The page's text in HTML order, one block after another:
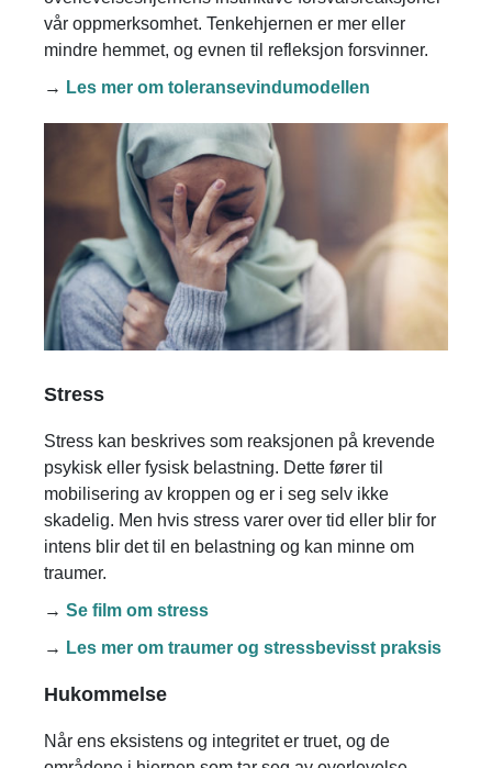
vår oppmerksomhet. Tenkehjernen er mer eller
mindre hemmet, og evnen til refleksjon forsvinner.
→ Les mer om toleransevindumodellen
Stress
Stress kan beskrives som reaksjonen på krevende
psykisk eller fysisk belastning. Dette fører til
mobilisering av kroppen og er i seg selv ikke
skadelig. Men hvis stress varer over tid eller blir for
intens blir det til en belastning og kan minne om
traumer.
→ Se film om stress
→ Les mer om traumer og stressbevisst praksis
Hukommelse
Når ens eksistens og integritet er truet, og de